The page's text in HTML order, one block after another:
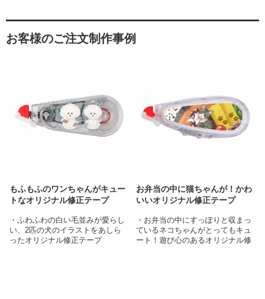
お客様のご注文制作事例
もふもふのワンちゃんがキュー
トなオリジナル修正テープ
・ふわふわの白い毛並みが愛らし
い、2匹の犬のイラストをあしら
ったオリジナル修正テープ
お弁当の中に猫ちゃんが！かわ
いいオリジナル修正テープ
・お弁当の中にすっぽりと収まっ
ているネコちゃんがとってもキュ
ート！遊び心のあるオリジナル修